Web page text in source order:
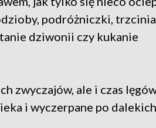
podróżniczki,
dziwonii czy kukanie
zwyczajów, ale i czas
i wyczerpane po dalekich